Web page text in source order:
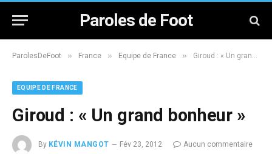
Paroles de Foot
ParolesDeFoot » France » Equipe de France » Giroud : « Un grand bonheur »
EQUIPE DE FRANCE
Giroud : « Un grand bonheur »
By KÉVIN MANGOT Fév 23, 2012
Aucun commentaire